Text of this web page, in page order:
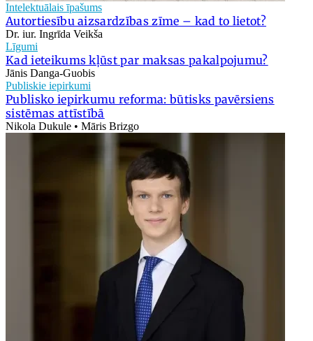
Intelektuālais īpašums
Autortiesību aizsardzības zīme – kad to lietot?
Dr. iur. Ingrīda Veikša
Līgumi
Kad ieteikums kļūst par maksas pakalpojumu?
Jānis Danga-Guobis
Publiskie iepirkumi
Publisko iepirkumu reforma: būtisks pavērsiens
sistēmas attīstībā
Nikola Dukule • Māris Brizgo